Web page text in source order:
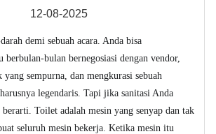
12-08-2025
demi sebuah acara. Anda bisa
berbulan-bulan bernegosiasi dengan vendor,
yang sempurna, dan mengkurasi sebuah
legendaris. Tapi jika sanitasi Anda
Toilet adalah mesin yang senyap dan tak
seluruh mesin bekerja. Ketika mesin itu